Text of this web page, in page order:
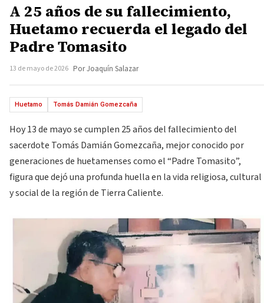
A 25 años de su fallecimiento,
Huetamo recuerda el legado del
Padre Tomasito
13 de mayo de 2026 Por Joaquín Salazar
Huetamo Tomás Damián Gomezcaña
Hoy 13 de mayo se cumplen 25 años del fallecimiento del
sacerdote Tomás Damián Gomezcaña, mejor conocido por
generaciones de huetamenses como el “Padre Tomasito”,
figura que dejó una profunda huella en la vida religiosa, cultural
y social de la región de Tierra Caliente.